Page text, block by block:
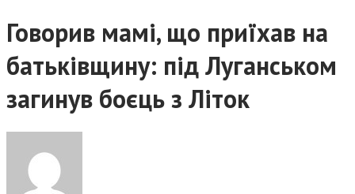
Говорив мамі, що приїхав на
батьківщину: під Луганськом
загинув боєць з Літок